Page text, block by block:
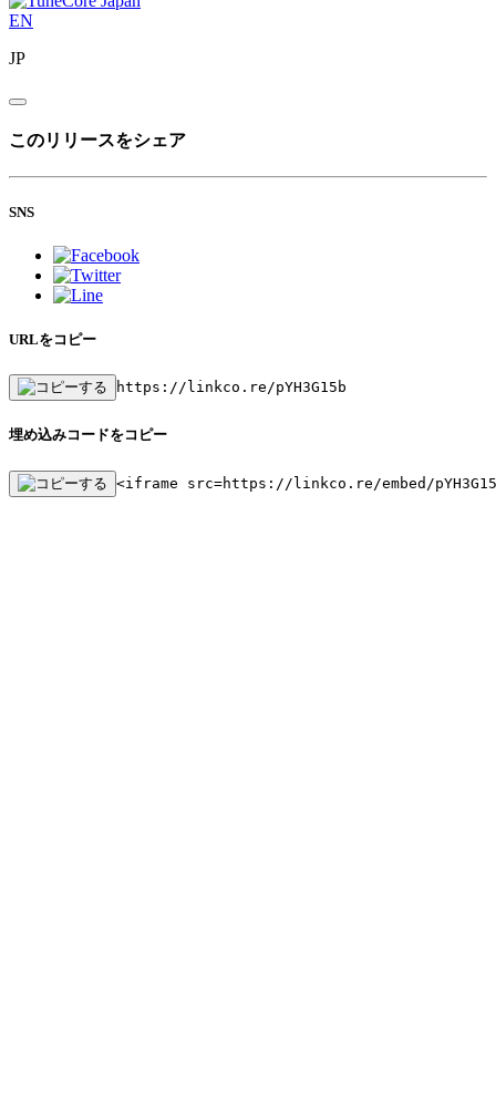
EN
JP
このリリースをシェア
SNS
URLをコピー
https://linkco.re/pYH3G15b
埋め込みコードをコピー
<iframe src=https://linkco.re/embed/